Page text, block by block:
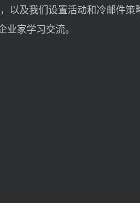
以及我们设置活动和冷邮件策
家学习交流。